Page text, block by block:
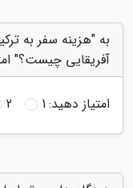
آفریقایی چیست؟"
امتیاز دهید:1
2